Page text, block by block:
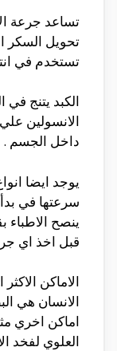
تساعد جرعة
تحويل السكر
تستخدم في
الكبد يتنج
الانسولين
داخل الجسم .
يوجد ايضا
سرعتها في
ينصح
قبل اخذ اي
الاماكن
الانسان هي
اماكن اخري
العلوي لفخد